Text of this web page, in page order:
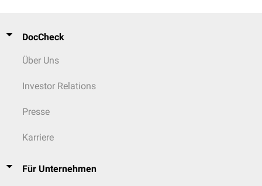
DocCheck
Über Uns
Investor Relations
Presse
Karriere
Für Unternehmen